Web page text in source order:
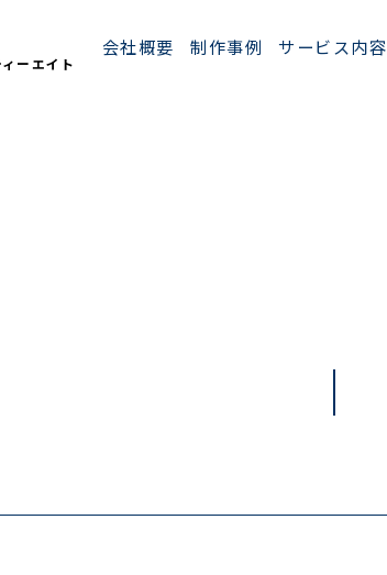
ーエイト
会社概要 制作事例 サービス内容